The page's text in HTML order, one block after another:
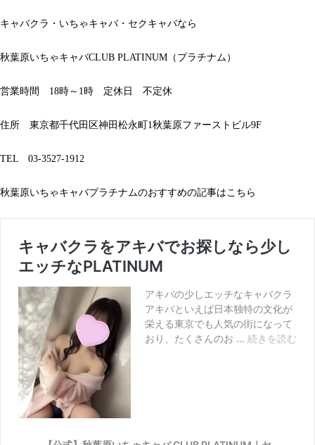
キャバクラ・いちゃキャバ・セクキャバなら
秋葉原いちゃキャバCLUB PLATINUM（プラチナム）
営業時間 18時～1時 定休日 不定休
住所 東京都千代田区神田松永町1秋葉原ファーストビル9F
TEL 03-3527-1912
秋葉原いちゃキャバプラチナムのおすすめの記事はこちら